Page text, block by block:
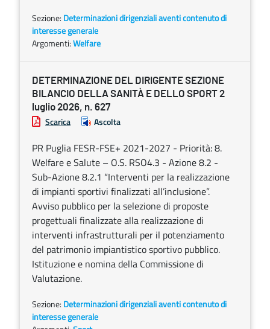
Sezione: Determinazioni dirigenziali aventi contenuto di
interesse generale
Argomenti:Welfare
DETERMINAZIONE DEL DIRIGENTE SEZIONE
BILANCIO DELLA SANITÀ E DELLO SPORT 2
luglio 2026, n. 627
Scarica Ascolta
PR Puglia FESR-FSE+ 2021-2027 - Priorità: 8.
Welfare e Salute – O.S. RSO4.3 - Azione 8.2 -
Sub-Azione 8.2.1 “Interventi per la realizzazione
di impianti sportivi finalizzati all’inclusione”.
Avviso pubblico per la selezione di proposte
progettuali finalizzate alla realizzazione di
interventi infrastrutturali per il potenziamento
del patrimonio impiantistico sportivo pubblico.
Istituzione e nomina della Commissione di
Valutazione.
Sezione: Determinazioni dirigenziali aventi contenuto di
interesse generale